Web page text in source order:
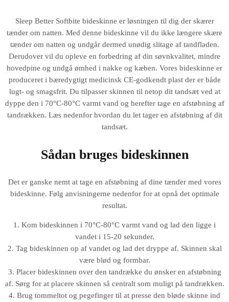
Sleep Better Softbite bideskinne er løsningen til dig der skærer
tænder om natten. Med denne bideskinne vil du ikke længere skære
tænder om natten og undgår dermed unødig slitage af tandfladen.
Derudover vil du opleve en forbedring af din søvnkvalitet, mindre
hovedpine og undgå ømhed i nakke og kæben. Vores bideskinne er
produceret i bæredygtigt medicinsk CE-godkendt plast der er både
lugt- og smagsfrit. Du tilpasser skinnen til netop dit tandsæt ved at
dyppe den i 70°C-80°C varmt vand og herefter tage en afstøbning af
tandrækken. Læs nedenfor hvordan du let tager en afstøbning af dit
tandsæt.
Sådan bruges bideskinnen
Det er ganske nemt at tage en afstøbning af dine tænder med vores
bideskinne. Følg anvisningerne nedenfor for at opnå det optimale
resultat.
1. Kom bideskinnen i 70°C-80°C varmt vand og lad den ligge i
vandet i 15-20 sekunder.
2. Tag bideskinnen op af vandet og lad det dryppe af. Skinnen skal
være blød og formbar.
3. Placer bideskinnen over den tandrække du ønsker en afstøbning
af. Sørg for at placere skinnen så centralt som muligt på tandrækken.
4. Brug tommeltot og pegefinger til at presse den bløde skinne ind